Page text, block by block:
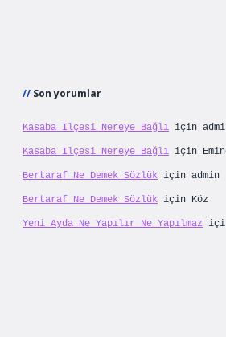
Son yorumlar
Kasaba Ilçesi Nereye Bağlı için
Kasaba Ilçesi Nereye Bağlı için
Bertaraf Ne Demek Sözlük için admin
Bertaraf Ne Demek Sözlük için Köz
Yeni Ayda Ne Yapılır Ne Yapılmaz